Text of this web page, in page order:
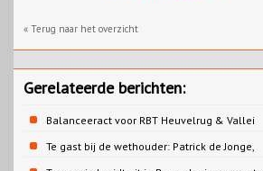
« Terug naar het overzicht
Gerelateerde berichten:
Balanceeract voor RBT Heuvelrug & Vallei
Te gast bij de wethouder: Patrick de Jonge,
Gemeente Emmen